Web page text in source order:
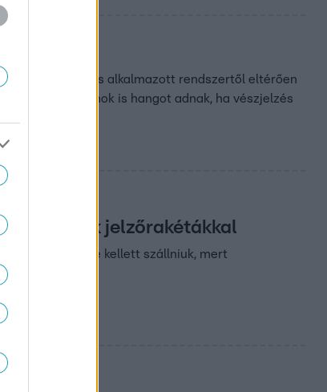
országokban is alkalmazott rendszertől eltérően
némított telefonok is hangot adnak, ha vészjelzés
jelzőrakétákkal
25-én vízre kellett szállniuk, mert